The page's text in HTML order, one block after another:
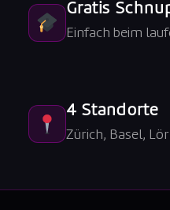
Gratis
Einfach beim
4 Standorte
Zürich, Basel,